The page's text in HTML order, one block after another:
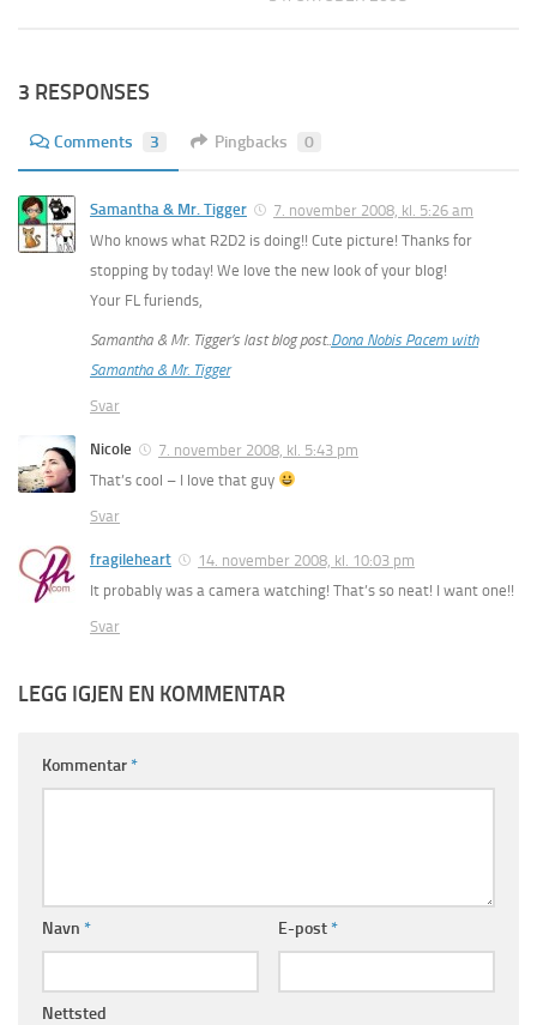
3 RESPONSES
Comments 3 Pingbacks 0
Samantha & Mr. Tigger
7. november 2008, kl. 5:26 am
Who knows what R2D2 is doing!! Cute picture! Thanks for
stopping by today! We love the new look of your blog!
Your FL furiends,
Samantha & Mr. Tigger’s last blog post..Dona Nobis Pacem with
Samantha & Mr. Tigger
Svar
Nicole
7. november 2008, kl. 5:43 pm
That’s cool – I love that guy
Svar
fragileheart
14. november 2008, kl. 10:03 pm
It probably was a camera watching! That’s so neat! I want one!!
Svar
LEGG IGJEN EN KOMMENTAR
Kommentar*
Navn * E-post*
Nettsted